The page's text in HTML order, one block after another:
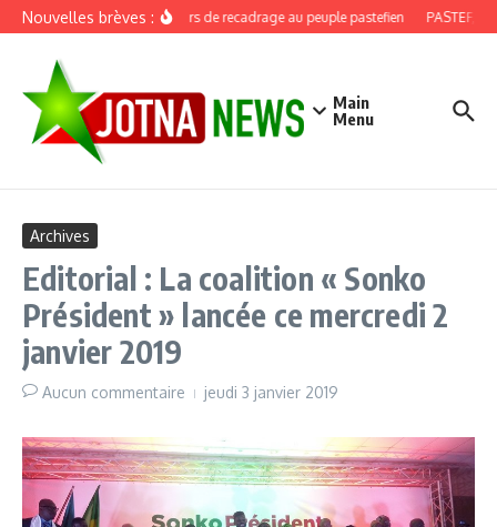
Aller au contenu
Nouvelles brèves :Discours de recadrage au peuple pastefien PASTEF,
Main
Menu
Archives
Editorial : La coalition « Sonko
Président » lancée ce mercredi 2
janvier 2019
Aucun commentaire jeudi 3 janvier 2019